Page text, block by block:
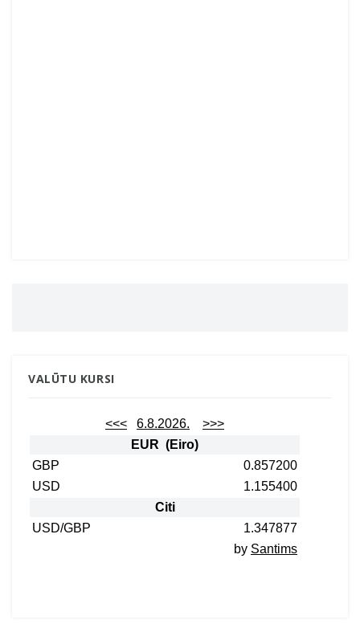
VALŪTU KURSI